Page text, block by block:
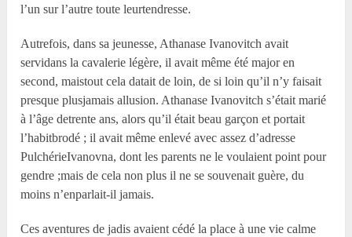
l’un sur l’autre toute leurtendresse.
Autrefois, dans sa jeunesse, Athanase Ivanovitch avait
servidans la cavalerie légère, il avait même été major en
second, maistout cela datait de loin, de si loin qu’il n’y faisait
presque plusjamais allusion. Athanase Ivanovitch s’était marié
à l’âge detrente ans, alors qu’il était beau garçon et portait
l’habitbrodé ; il avait même enlevé avec assez d’adresse
PulchérieIvanovna, dont les parents ne le voulaient point pour
gendre ;mais de cela non plus il ne se souvenait guère, du
moins n’enparlait-il jamais.
Ces aventures de jadis avaient cédé la place à une vie calme